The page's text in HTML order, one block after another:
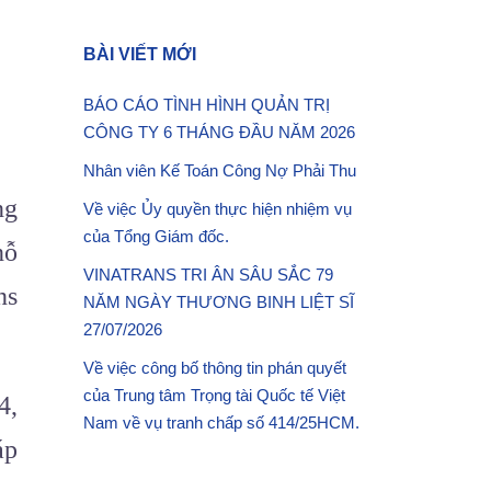
BÀI VIẾT MỚI
BÁO CÁO TÌNH HÌNH QUẢN TRỊ
CÔNG TY 6 THÁNG ĐẦU NĂM 2026
Nhân viên Kế Toán Công Nợ Phải Thu
Về việc Ủy quyền thực hiện nhiệm vụ
của Tổng Giám đốc.
VINATRANS TRI ÂN SÂU SẮC 79
NĂM NGÀY THƯƠNG BINH LIỆT SĨ
27/07/2026
Về việc công bố thông tin phán quyết
của Trung tâm Trọng tài Quốc tế Việt
Nam về vụ tranh chấp số 414/25HCM.